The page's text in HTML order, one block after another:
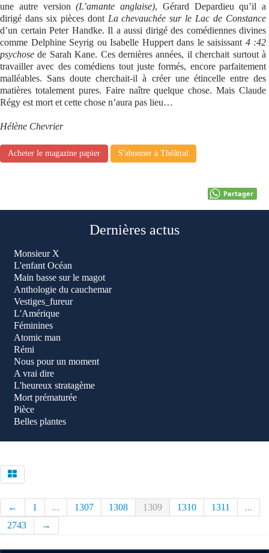
une autre version(L’amante anglaise), Gérard Depardieu qu’il a
dirigé dans six pièces dont La chevauchée sur le Lac de Constance
d’un certain Peter Handke. Il a aussi dirigé des comédiennes divines
comme Delphine Seyrig ou Isabelle Huppert dans le saisissant 4 :42
psychose de Sarah Kane. Ces dernières années, il cherchait surtout à
travailler avec des comédiens tout juste formés, encore parfaitement
malléables. Sans doute cherchait-il à créer une étincelle entre des
matières totalement pures. Faire naître quelque chose. Mais Claude
Régy est mort et cette chose n’aura pas lieu…
Hélène Chevrier
Acheter le magazine papier S'abonner à Théâtral
Partager
Dernières actus
Monsieur X
L'enfant Océan
Main basse sur le magot
Anthologie du cauchemar
Vestiges_fureur
L'Amérique
Féminines
Atomic man
Rémi
Nous pour un moment
A vrai dire
L'heureux stratagème
Mort prématurée
Pièce
Belles plantes
← 1 ... 1307 1308 1309 1310 1311
...
2743
→